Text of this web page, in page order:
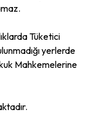
Tüketici
yerlerde
Mahkemelerine